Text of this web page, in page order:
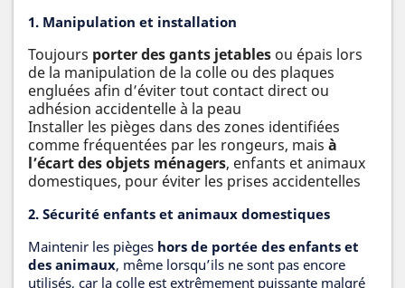
1. Manipulation et installation
Toujours porter des gants jetables ou épais lors
de la manipulation de la colle ou des plaques
engluées afin d’éviter tout contact direct ou
adhésion accidentelle à la peau
Installer les pièges dans des zones identifiées
comme fréquentées par les rongeurs, mais à
l’écart des objets ménagers, enfants et animaux
domestiques, pour éviter les prises accidentelles
2. Sécurité enfants et animaux domestiques
Maintenir les pièges hors de portée des enfants et
des animaux, même lorsqu’ils ne sont pas encore
utilisés, car la colle est extrêmement puissante malgré